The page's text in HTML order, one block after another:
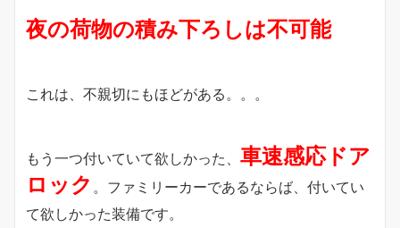
夜の荷物の積み下ろしは不可能
これは、不親切にもほどがある。。。
もう一つ付いていて欲しかった、 車速感応ドア
ロック 。ファミリーカーであるならば、付いてい
て欲しかった装備です。